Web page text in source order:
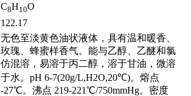
C8H10O
122.17
无色至淡黄色油状液体，具有温和暖香、
玫瑰、蜂蜜样香气。能与乙醇、乙醚和氯
仿混溶，易溶于丙二醇，溶于甘油，微溶
于水。pH 6-7(20g/L,H2O,20℃)。熔点
-27℃。沸点 219-221℃/750mmHg。密度